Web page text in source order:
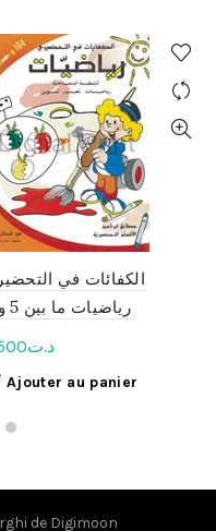
الكفائات في
د.ت
Ajouter au panier
de Digimoon